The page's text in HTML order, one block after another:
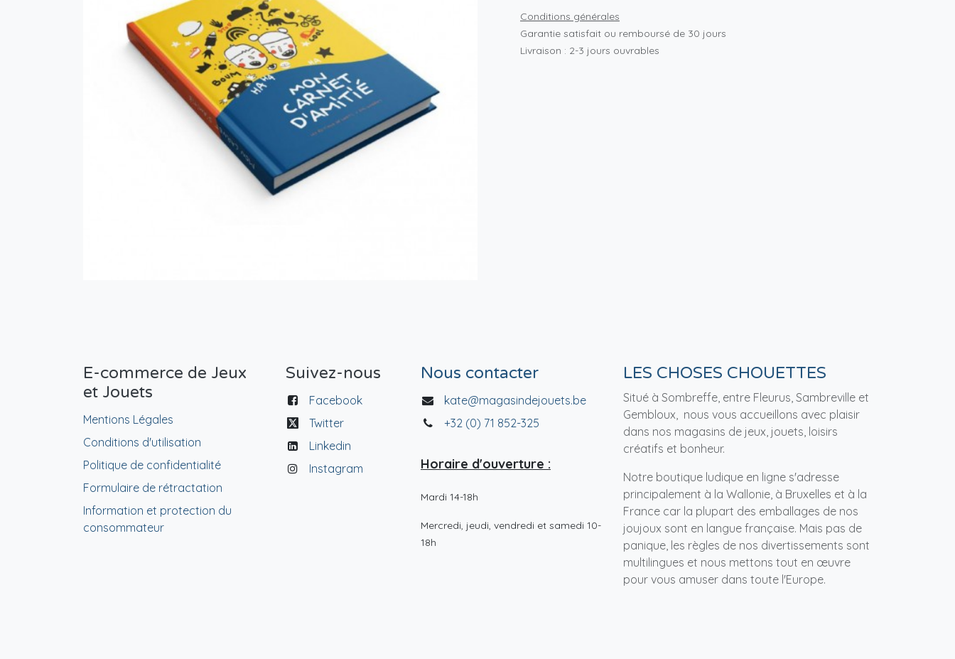
Conditions générales
Garantie satisfait ou remboursé de 30 jours
Livraison : 2-3 jours ouvrables
E-commerce de Jeux
et Jouets
Mentions Légales
Conditions d'utilisation
Politique de confidentialité
Formulaire de rétractation
Information et protection du
consommateur
Suivez-nous
Facebook
Twitter
Linkedin
Instagram
Nous contacter
kate@magasindejouets.be
+32 (0) 71 852-325
Horaire d'ouverture :
Mardi 14-18h
Mercredi, jeudi, vendredi et samedi 10-
18h
LES CHOSES CHOUETTES
Situé à Sombreffe, entre Fleurus, Sambreville et
Gembloux, nous vous accueillons avec plaisir
dans nos magasins de jeux, jouets, loisirs
créatifs et bonheur.
Notre boutique ludique en ligne s'adresse
principalement à la Wallonie, à Bruxelles et à la
France car la plupart des emballages de nos
joujoux sont en langue française. Mais pas de
panique, les règles de nos divertissements sont
multilingues et nous mettons tout en œuvre
pour vous amuser dans toute l'Europe.